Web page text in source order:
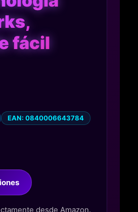
fácil
EAN: 0840006643784
desde Amazon.